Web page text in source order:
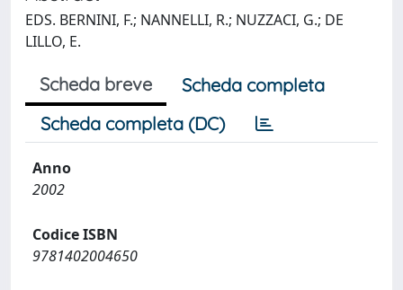
EDS. BERNINI, F.; NANNELLI, R.; NUZZACI, G.; DE
LILLO, E.
Scheda breve
Scheda completa
Scheda completa (DC)
Anno
2002
Codice ISBN
9781402004650